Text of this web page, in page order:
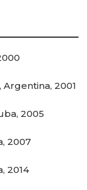
2001
2005
2007
2014